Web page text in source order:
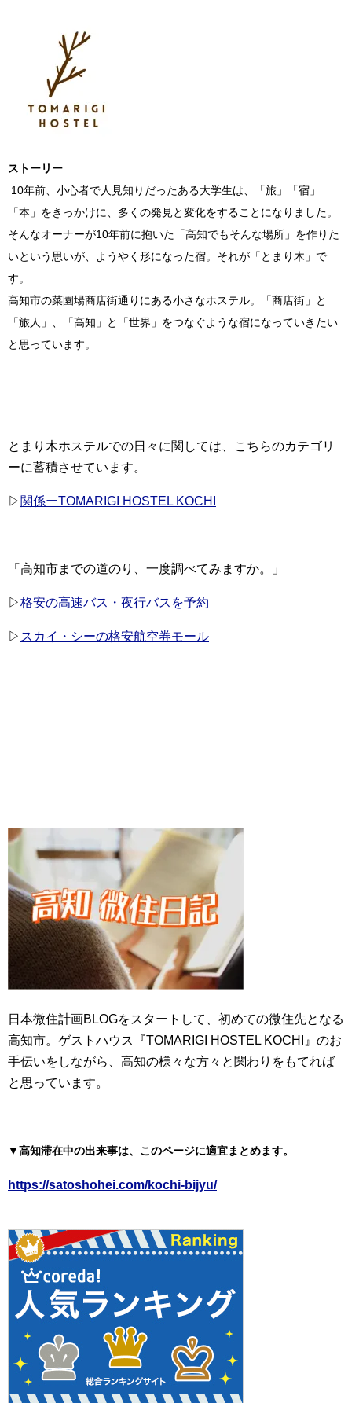
ストーリー
10年前、小心者で人見知りだったある大学生は、「旅」「宿」
「本」をきっかけに、多くの発見と変化をすることになりました。
そんなオーナーが10年前に抱いた「高知でもそんな場所」を作りた
いという思いが、ようやく形になった宿。それが「とまり木」で
す。
高知市の菜園場商店街通りにある小さなホステル。「商店街」と
「旅人」、「高知」と「世界」をつなぐような宿になっていきたい
と思っています。
とまり木ホステルでの日々に関しては、こちらのカテゴリ
ーに蓄積させています。
▷ 関係ーTOMARIGI HOSTEL KOCHI
「高知市までの道のり、一度調べてみますか。」
▷格安の高速バス・夜行バスを予約
▷ スカイ・シーの格安航空券モール
日本微住計画BLOGをスタートして、初めての微住先となる
高知市。ゲストハウス『TOMARIGI HOSTEL KOCHI』のお
手伝いをしながら、高知の様々な方々と関わりをもてれば
と思っています。
▼高知滞在中の出来事は、このページに適宜まとめます。
https://satoshohei.com/kochi-bijyu/